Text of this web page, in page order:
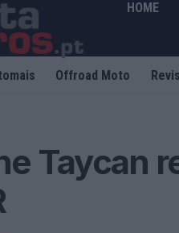
HOME
Offroad Moto
Taycan